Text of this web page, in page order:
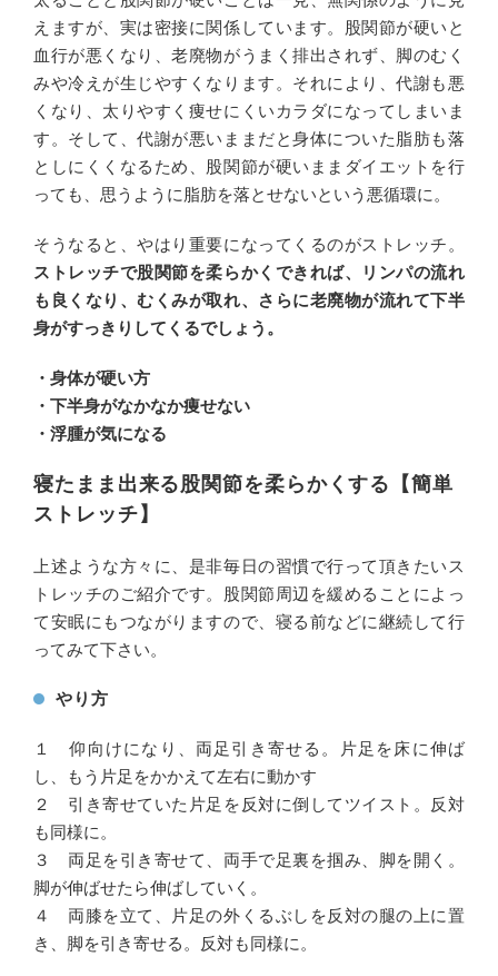
えますが、実は密接に関係しています。股関節が硬いと
血行が悪くなり、老廃物がうまく排出されず、脚のむく
みや冷えが生じやすくなります。それにより、代謝も悪
くなり、太りやすく痩せにくいカラダになってしまいま
す。そして、代謝が悪いままだと身体についた脂肪も落
としにくくなるため、股関節が硬いままダイエットを行
っても、思うように脂肪を落とせないという悪循環に。
そうなると、やはり重要になってくるのがストレッチ。
ストレッチで股関節を柔らかくできれば、リンパの流れ
も良くなり、むくみが取れ、さらに老廃物が流れて下半
身がすっきりしてくるでしょう。
・身体が硬い方
・下半身がなかなか痩せない
・浮腫が気になる
寝たまま出来る股関節を柔らかくする【簡単
ストレッチ】
上述ような方々に、是非毎日の習慣で行って頂きたいス
トレッチのご紹介です。股関節周辺を緩めることによっ
て安眠にもつながりますので、寝る前などに継続して行
ってみて下さい。
やり方
１ 仰向けになり、両足引き寄せる。片足を床に伸ば
し、もう片足をかかえて左右に動かす
２ 引き寄せていた片足を反対に倒してツイスト。反対
も同様に。
３ 両足を引き寄せて、両手で足裏を掴み、脚を開く。
脚が伸ばせたら伸ばしていく。
４ 両膝を立て、片足の外くるぶしを反対の腿の上に置
き、脚を引き寄せる。反対も同様に。